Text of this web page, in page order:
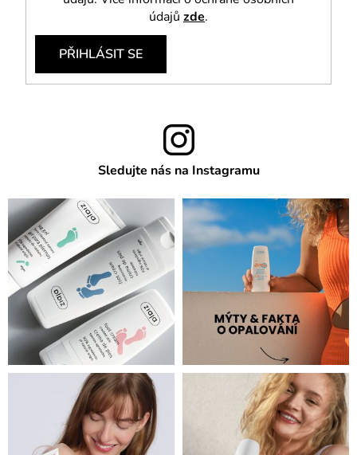
údajů zde.
PŘIHLÁSIT SE
Sledujte nás na Instagramu